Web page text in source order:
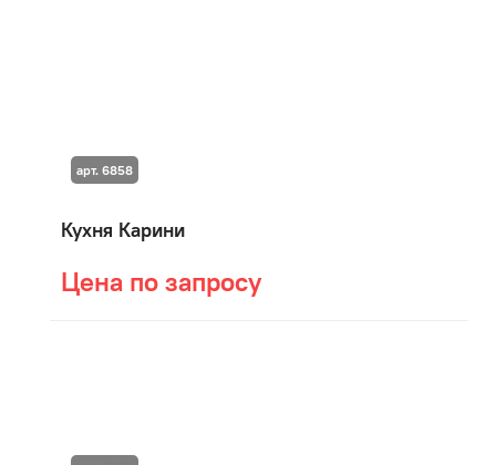
Кухня Карини
Цена по запросу
арт. 6858